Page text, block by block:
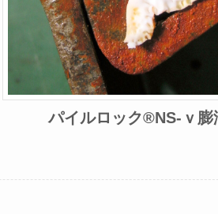
パイルロック®NS-ｖ膨